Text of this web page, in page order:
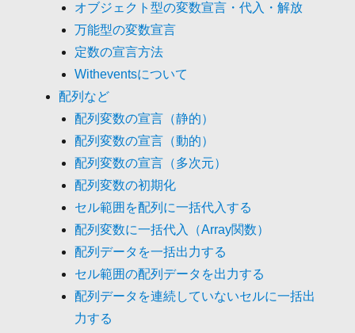
オブジェクト型の変数宣言・代入・解放
万能型の変数宣言
定数の宣言方法
Witheventsについて
配列など
配列変数の宣言（静的）
配列変数の宣言（動的）
配列変数の宣言（多次元）
配列変数の初期化
セル範囲を配列に一括代入する
配列変数に一括代入（Array関数）
配列データを一括出力する
セル範囲の配列データを出力する
配列データを連続していないセルに一括出
力する